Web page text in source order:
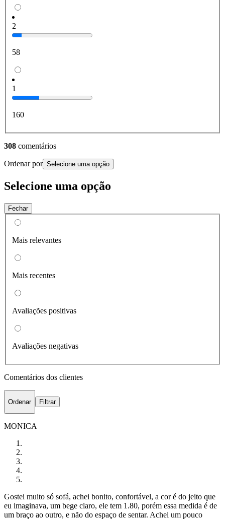
2
58
1
160
308 comentários
Ordenar por Selecione uma opção
Selecione uma opção
Fechar
Mais relevantes
Mais recentes
Avaliações positivas
Avaliações negativas
Comentários dos clientes
Ordenar Filtrar
MONICA
Gostei muito só sofá, achei bonito, confortável, a cor é do jeito que
eu imaginava, um bege claro, ele tem 1.80, porém essa medida é de
um braço ao outro, e não do espaço de sentar. Achei um pouco